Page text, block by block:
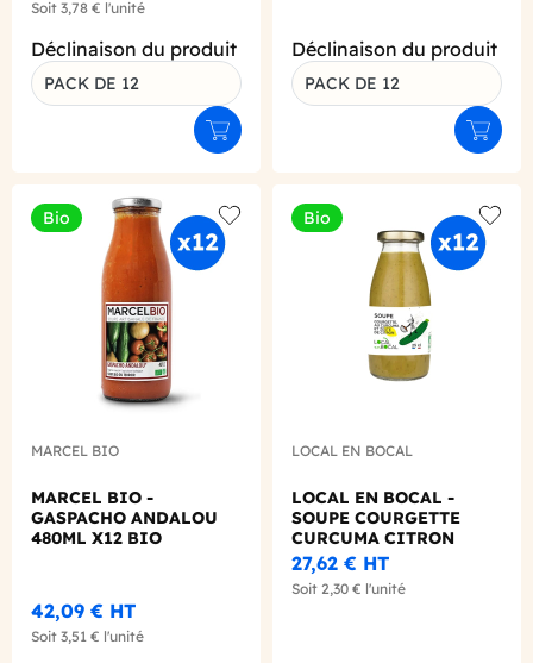
Soit 3,78 € l'unité
Déclinaison du produit
PACK DE 12
Ajouter au panier
Déclinaison du produit
PACK DE 12
Bio
Add to wishlist
MARCEL BIO
MARCEL BIO -
GASPACHO ANDALOU
480ML X12 BIO
42,09 € HT
Soit 3,51 € l'unité
Bio
Add
LOCAL EN BOCAL
LOCAL EN BOCAL -
SOUPE COURGETTE
CURCUMA CITRON
250ML X12 BIO
27,62 € HT
Soit 2,30 € l'unité